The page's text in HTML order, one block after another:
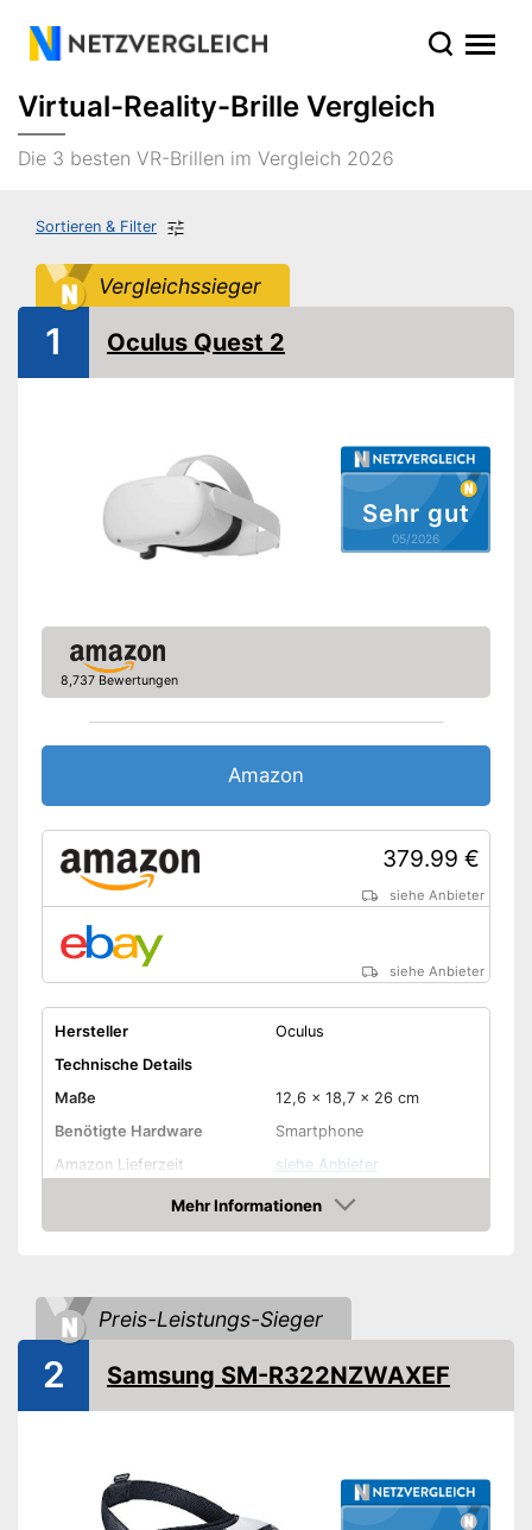
Virtual-Reality-Brille Vergleich
Die 3 besten VR-Brillen im Vergleich 2026
Sortieren & Filter
Vergleichssieger
Sehr gut
05/2026
1 Oculus Quest 2
8,737 Bewertungen
Amazon
379.99 €
siehe Anbieter
siehe Anbieter
Hersteller
Oculus
Technische Details
Maße
12,6 x 18,7 x 26 cm
Benötigte Hardware
Smartphone
Amazon Lieferzeit
siehe Anbieter
Mehr Informationen
Amazon
Preis-Leistungs-Sieger
2 Samsung SM-R322NZWAXEF